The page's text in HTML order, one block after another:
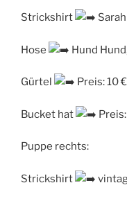
Strickshirt
Hose Hund
Gürtel Preis: 10 €
Bucket hat
Puppe rechts:
Strickshirt